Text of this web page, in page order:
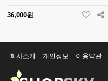
36,000원
회사소개 개인정보 이용약관